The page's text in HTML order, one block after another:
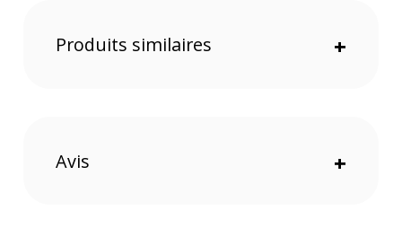
Objectif inclus : 50°
Diaphragme à iris (optionnel)
Produits similaires +
Avis +